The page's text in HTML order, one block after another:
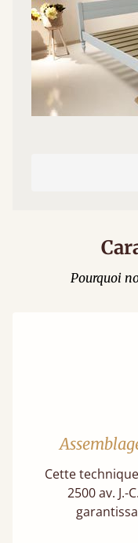
Pourquoi
Cette
2500 av.